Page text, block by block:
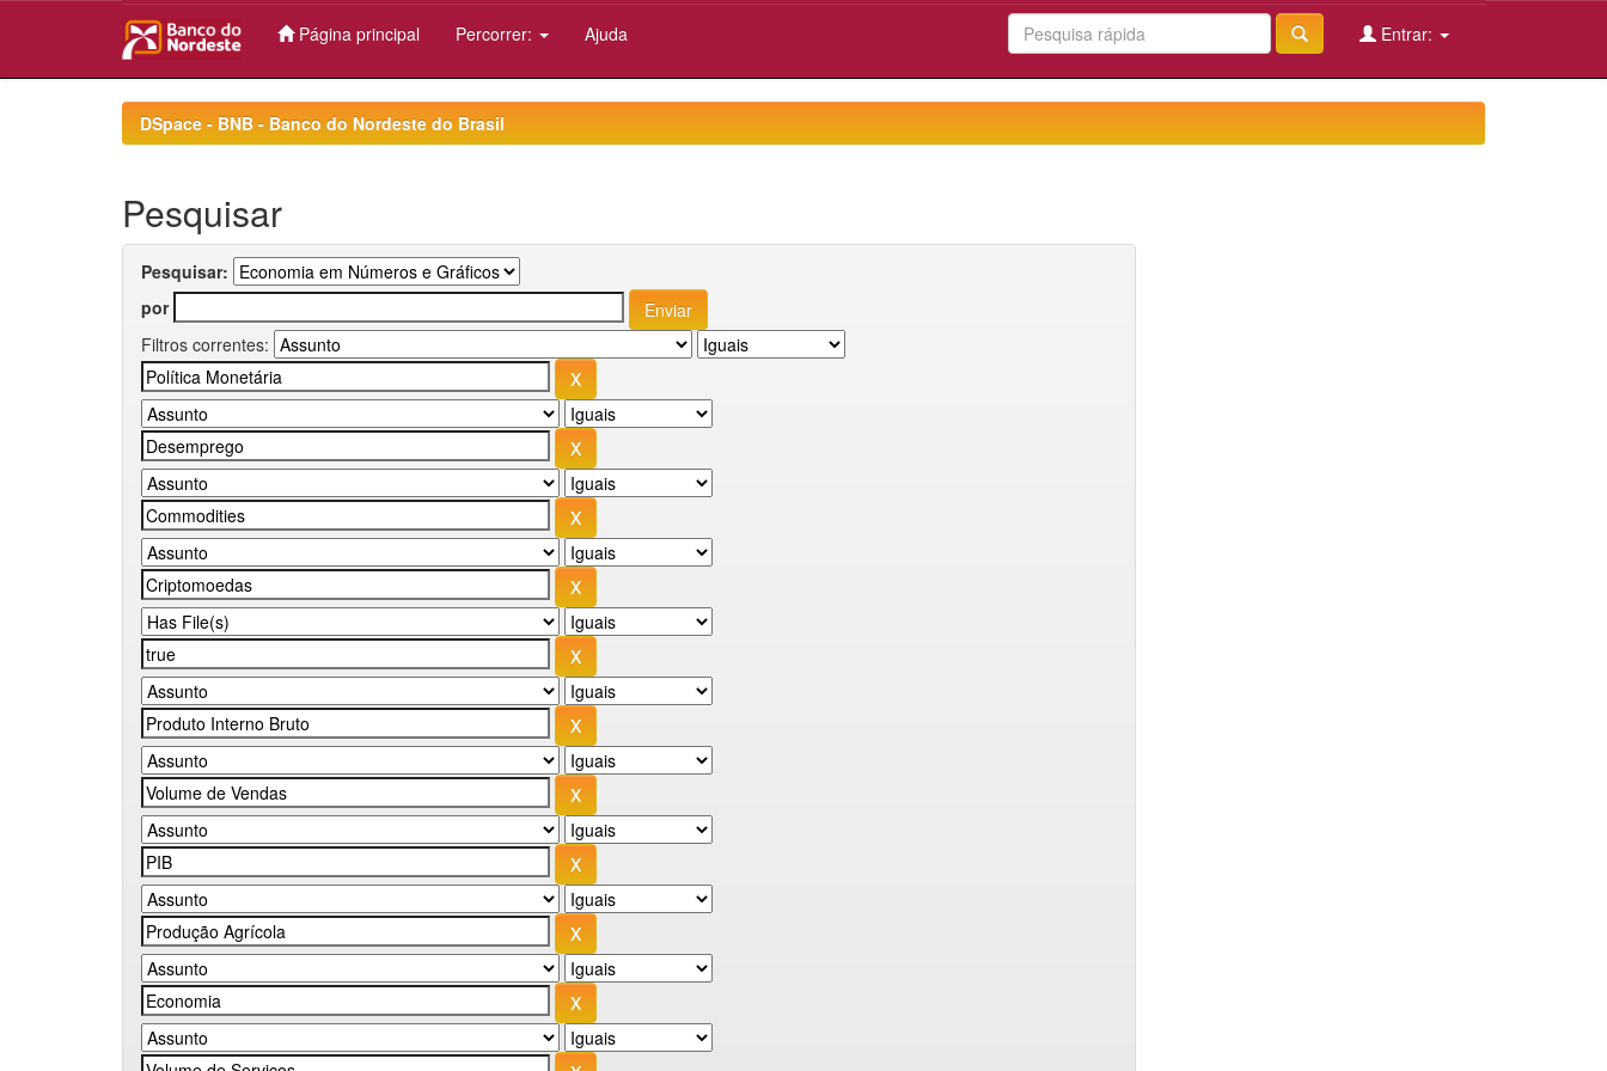
Página principal Percorrer: Ajuda Entrar:
DSpace - BNB - Banco do Nordeste do Brasil
Pesquisar
Pesquisar:
por
Filtros correntes: